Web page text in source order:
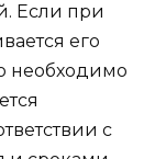
Если при
его
необходимо
с